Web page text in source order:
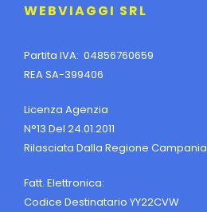
WEBVIAGGI SRL
Partita IVA: 04856760659
REA SA-399406
Licenza Agenzia
N°13 Del 24.01.2011
Rilasciata Dalla Regione Campania
Fatt. Elettronica:
Codice Destinatario YY22CVW